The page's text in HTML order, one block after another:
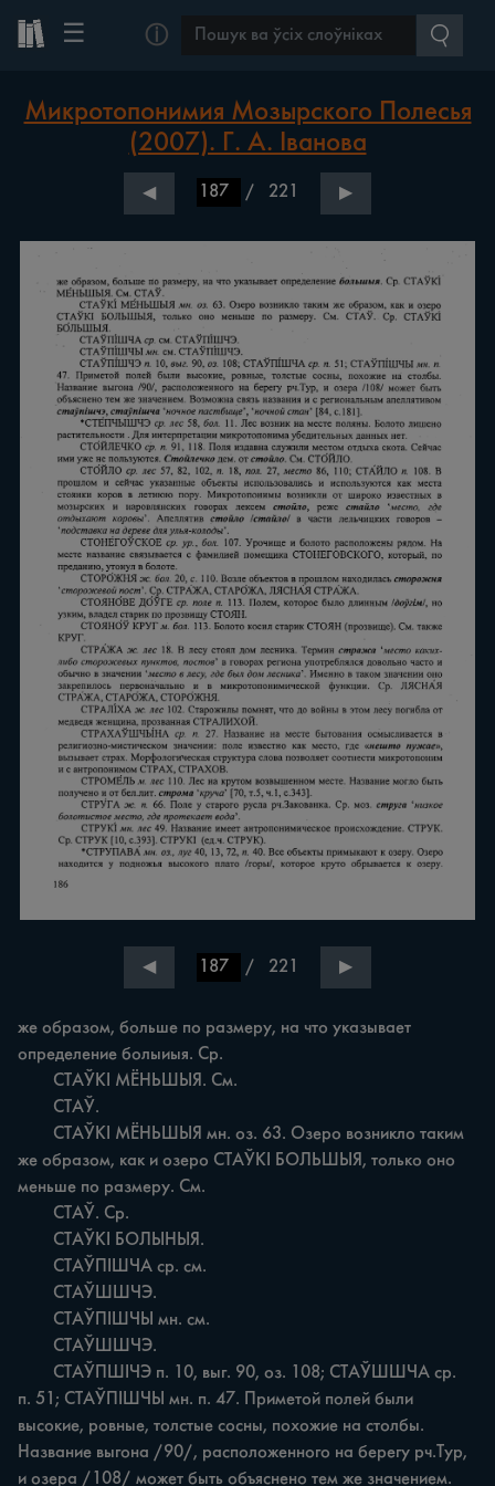
☰ ⓘ
Микротопонимия Мозырского Полесья
(2007). Г. А. Іванова
◀ / 221 ▶
◀ / 221 ▶
же образом, больше по размеру, на что указывает
определение болыиыя. Ср.
же образом, как и озеро СТАЎКІ БОЛЬШЫЯ, только оно
меньше по размеру. См.
п. 51; СТАЎПІШЧЫ мн. п. 47. Приметой полей были
высокие, ровные, толстые сосны, похожие на столбы.
Название выгона /90/, расположенного на берегу рч.Тур,
и озера /108/ может быть объяснено тем же значением.